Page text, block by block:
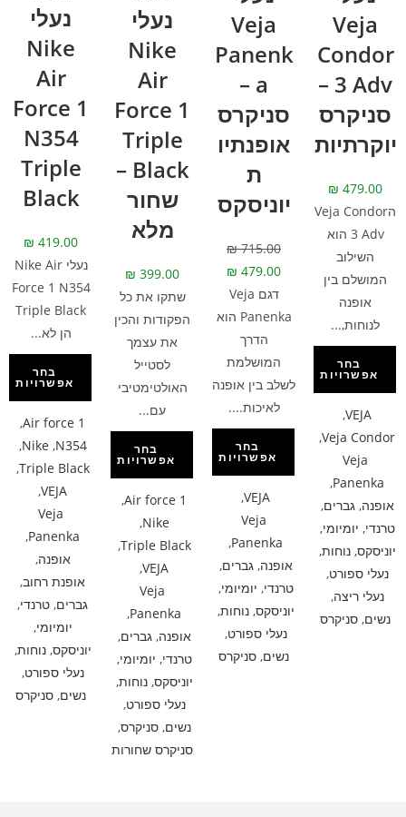
Veja
Condor
3 Adv –
סניקרס
יוקרתיות
₪ 479.00
הVeja Condor
3 Adv הוא
השילוב
המושלם בין
אופנה
לנוחות,...
בחר
אפשרויות
VEJA
,
Veja Condor
,
Veja
Panenka
,
אופנה,גברים,
טרנדי, יומיומי,
יוניסקס,נוחות,
נעלי ספורט,
נעלי ריצה,
נשים, סניקרס
Veja
Panenk
a –
סניקרס
אופנתיו
ת
יוניסקס
₪715.00
₪ 479.00
דגם Veja
Panenka הוא
הדרך
המושלמת
לשלב בין אופנה
לאיכות....
בחר
אפשרויות
VEJA
,
Veja
Panenka
,
אופנה,גברים,
טרנדי, יומיומי,
יוניסקס,נוחות,
נעלי ספורט,
נשים, סניקרס
נעלי
Nike
Air
Force 1
Triple
Black –
שחור
מלא
₪ 399.00
שתקו את כל
הפקודות והכין
את עצמך
לסטייל
האולטימטיבי
עם...
בחר
אפשרויות
Air force 1
,
Nike
,
Triple Black
,
VEJA
,
Veja
Panenka
,
אופנה,גברים,
טרנדי, יומיומי,
יוניסקס,נוחות,
נעלי ספורט,
נשים,סניקרס,
סניקרס שחורות
נעלי
Nike
Air
Force 1
N354
Triple
Black
₪ 419.00
נעלי Nike Air
Force 1 N354
Triple Black
הן לא...
בחר
אפשרויות
Air force 1
,
N354
,
Nike
,
Triple Black
,
VEJA
,
Veja
Panenka
,
אופנה,
אופנת רחוב,
גברים, טרנדי,
יומיומי,
יוניסקס,נוחות,
נעלי ספורט,
נשים, סניקרס